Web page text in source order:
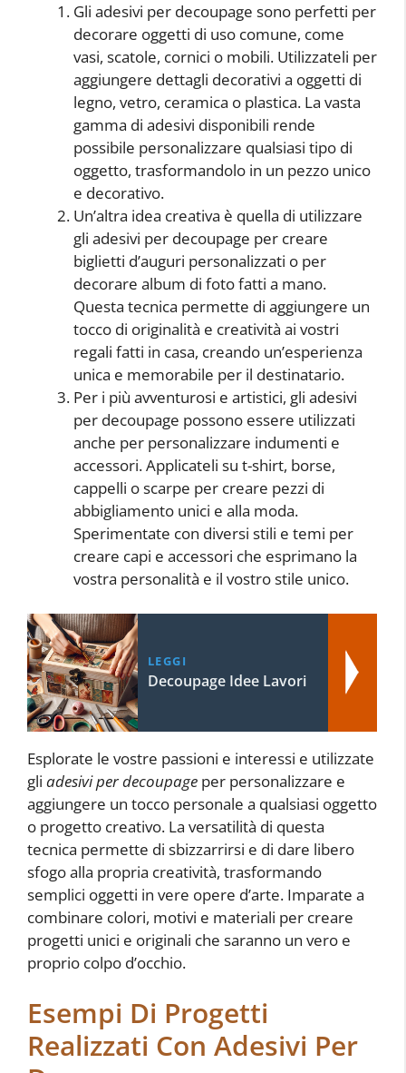
Gli adesivi per decoupage sono perfetti per
decorare oggetti di uso comune, come
vasi, scatole, cornici o mobili. Utilizzateli per
aggiungere dettagli decorativi a oggetti di
legno, vetro, ceramica o plastica. La vasta
gamma di adesivi disponibili rende
possibile personalizzare qualsiasi tipo di
oggetto, trasformandolo in un pezzo unico
e decorativo.
Un’altra idea creativa è quella di utilizzare
gli adesivi per decoupage per creare
biglietti d’auguri personalizzati o per
decorare album di foto fatti a mano.
Questa tecnica permette di aggiungere un
tocco di originalità e creatività ai vostri
regali fatti in casa, creando un’esperienza
unica e memorabile per il destinatario.
Per i più avventurosi e artistici, gli adesivi
per decoupage possono essere utilizzati
anche per personalizzare indumenti e
accessori. Applicateli su t-shirt, borse,
cappelli o scarpe per creare pezzi di
abbigliamento unici e alla moda.
Sperimentate con diversi stili e temi per
creare capi e accessori che esprimano la
vostra personalità e il vostro stile unico.
LEGGI
Decoupage Idee Lavori
Esplorate le vostre passioni e interessi e utilizzate
gli adesivi per decoupage per personalizzare e
aggiungere un tocco personale a qualsiasi oggetto
o progetto creativo. La versatilità di questa
tecnica permette di sbizzarrirsi e di dare libero
sfogo alla propria creatività, trasformando
semplici oggetti in vere opere d’arte. Imparate a
combinare colori, motivi e materiali per creare
progetti unici e originali che saranno un vero e
proprio colpo d’occhio.
Esempi Di Progetti
Realizzati Con Adesivi Per